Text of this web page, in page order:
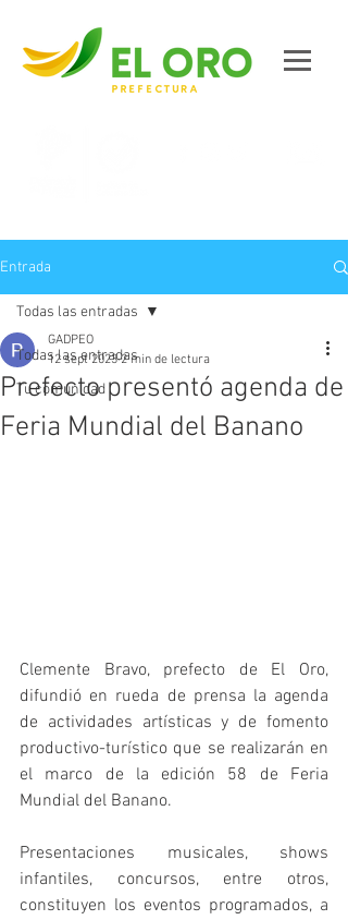
Entrada
Todas las entradas
Tu comunidad
Todas las entradas
Prefecto presentó agenda de
Feria Mundial del Banano
GADPEO
12 sept 2023 2 min de lectura
Clemente Bravo, prefecto de El Oro,
difundió en rueda de prensa la agenda
de actividades artísticas y de fomento
productivo-turístico que se realizarán en
el marco de la edición 58 de Feria
Mundial del Banano.
Presentaciones musicales, shows
infantiles, concursos, entre otros,
constituyen los eventos programados, a